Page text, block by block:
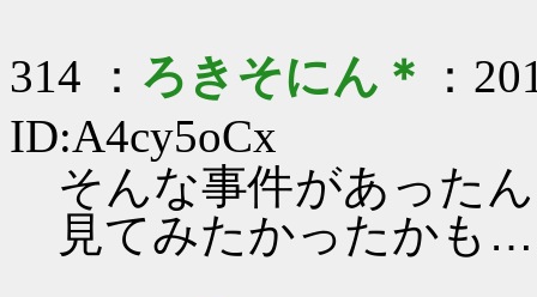
314 ： ろきそにん＊
：
ID:A4cy5oCx
そんな事件があった
見てみたかったかも